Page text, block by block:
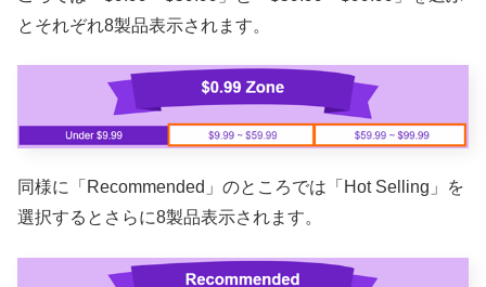
とそれぞれ8製品表示されます。
同様に「Recommended」のところでは「Hot Selling」を
選択するとさらに8製品表示されます。